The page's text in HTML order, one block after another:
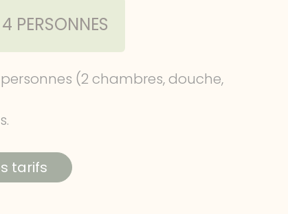
PERSONNES
(2 chambres, douche,
tarifs